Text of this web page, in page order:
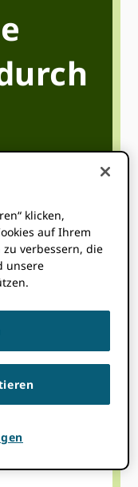
UTC
klicken,
auf Ihrem
verbessern, die
unsere